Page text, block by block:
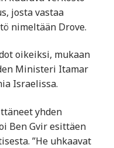
josta vastaa
nimeltään Drove.
oikeiksi, mukaan
Ministeri Itamar
Israelissa.
yhden
Ben Gvir esittäen
”He uhkaavat